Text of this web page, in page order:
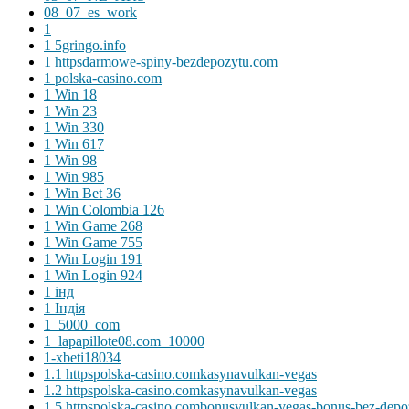
08_07_es_work
1
1 5gringo.info
1 httpsdarmowe-spiny-bezdepozytu.com
1 polska-casino.com
1 Win 18
1 Win 23
1 Win 330
1 Win 617
1 Win 98
1 Win 985
1 Win Bet 36
1 Win Colombia 126
1 Win Game 268
1 Win Game 755
1 Win Login 191
1 Win Login 924
1 інд
1 Індія
1_5000_com
1_lapapillote08.com_10000
1-xbeti18034
1.1 httpspolska-casino.comkasynavulkan-vegas
1.2 httpspolska-casino.comkasynavulkan-vegas